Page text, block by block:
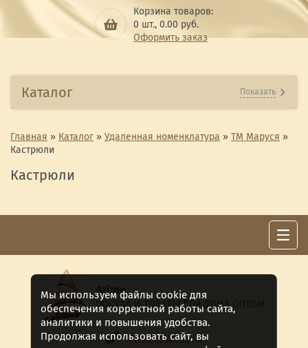
Корзина товаров:
0 шт., 0.00 руб.
Оформить заказ
Каталог Показать
Главная » Каталог » Удаленная номенклатура » ТМ Маруся »
Кастрюли
Кастрюли
Azime
ПОСУДА И ТОВАРЫ ДЛЯ ДОМА ОПТОМ
8 (911) 922 -15-12
Мы используем файлы cookie для
обеспечения корректной работы сайта,
аналитики и повышения удобства.
Продолжая использовать сайт, вы